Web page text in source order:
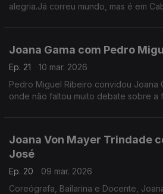
alegria.Já correu mundo, mas é em
Joana Gama com Pedro
Ep. 21
10 mar. 2026
Pedro Miguel Ribeiro convidou Joana
onde não faltou muito debate sobre a
Joana Von Mayer Trindade
José
Ep. 20
09 mar. 2026
Coreógrafa, Bailarina e Docente,